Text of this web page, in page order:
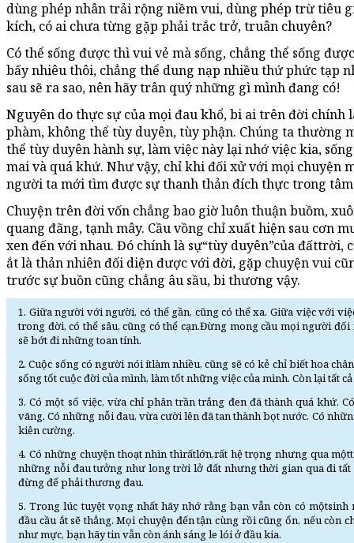
dùng phép nhân trải rộng niềm vui, dùng phép trừ tiêu
kích, có ai chưa từng gặp phải trắc trở, truân chuyên?
Có thể sống được thì vui vẻ mà sống, chẳng thể sống
bấy nhiêu thôi, chẳng thể dung nạp nhiều thứ phức tạp
sau sẽ ra sao, nên hãy trân quý những gì mình đang có!
Nguyên do thực sự của mọi đau khổ, bi ai trên đời chính
phàm, không thể tùy duyên, tùy phận. Chúng ta thường
thể tùy duyên hành sự, làm việc này lại nhớ việc kia,
mai và quá khứ. Như vậy, chỉ khi đối xử với mọi chuyện
người ta mới tìm được sự thanh thản đích thực trong
Chuyện trên đời vốn chẳng bao giờ luôn thuận buồm,
quang đãng, tạnh mây. Cầu vồng chỉ xuất hiện sau cơn
xen đến với nhau. Đó chính là sự“tùy duyên”của đấttrời,
ắt là thản nhiên đối diện được với đời, gặp chuyện vui
trước sự buồn cũng chẳng âu sầu, bi thương vậy.
1. Giữa người với người, có thể gần, cũng có thể xa. Giữa việc với
trong đời, có thể sâu, cũng có thể cạn.Đừng mong cầu mọi người
sẽ bớt đi những toan tính.
2. Cuộc sống có người nói ítlàm nhiều, cũng sẽ có kẻ chỉ biết hoa
sống tốt cuộc đời của mình, làm tốt những việc của mình. Còn lại tất
3. Có một số việc, vừa chỉ phân trần trắng đen đã thành quá khứ.
vãng. Có những nỗi đau, vừa cười lên đã tan thành bọt nước. Có
kiên cường.
4. Có những chuyện thoạt nhìn thìrấtlớn,rất hệ trọng nhưng qua
những nỗi đau tưởng như long trời lở đất nhưng thời gian qua đi tất
đừng để phải thương đau.
5. Trong lúc tuyệt vọng nhất hãy nhớ rằng bạn vẫn còn có
đầu cầu ắt sẽ thẳng. Mọi chuyện đến tận cùng rồi cũng ổn, nếu còn
như mực, bạn hãy tin vẫn còn ánh sáng le lói ở đầu kia.